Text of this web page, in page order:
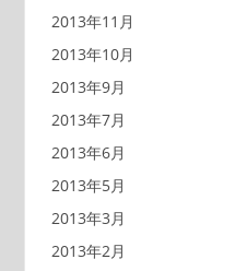
2013年11月
2013年10月
2013年9月
2013年7月
2013年6月
2013年5月
2013年3月
2013年2月